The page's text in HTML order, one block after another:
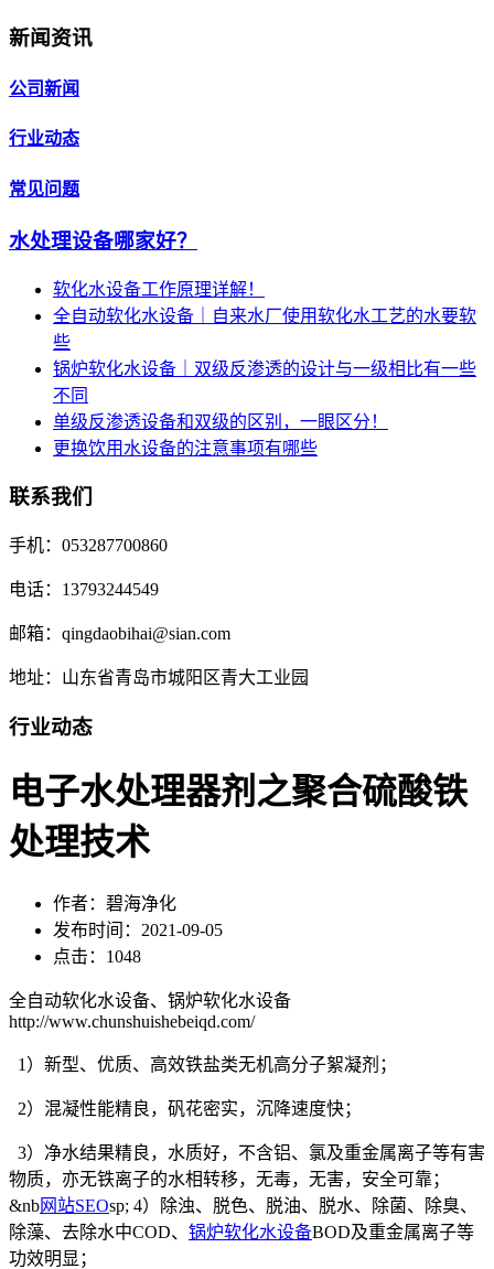
新闻资讯
公司新闻
行业动态
常见问题
水处理设备哪家好？
软化水设备工作原理详解！
全自动软化水设备｜自来水厂使用软化水工艺的水要软
些
锅炉软化水设备｜双级反渗透的设计与一级相比有一些
不同
单级反渗透设备和双级的区别，一眼区分！
更换饮用水设备的注意事项有哪些
联系我们
手机：053287700860
电话：13793244549
邮箱：qingdaobihai@sian.com
地址：山东省青岛市城阳区青大工业园
行业动态
电子水处理器剂之聚合硫酸铁
处理技术
作者：碧海净化
发布时间：2021-09-05
点击：1048
全自动软化水设备、锅炉软化水设备
http://www.chunshuishebeiqd.com/
1）新型、优质、高效铁盐类无机高分子絮凝剂；
2）混凝性能精良，矾花密实，沉降速度快；
3）净水结果精良，水质好，不含铝、氯及重金属离子等有害
物质，亦无铁离子的水相转移，无毒，无害，安全可靠；
&nb网站SEOsp; 4）除浊、脱色、脱油、脱水、除菌、除臭、
除藻、去除水中COD、 锅炉软化水设备BOD及重金属离子等
功效明显；